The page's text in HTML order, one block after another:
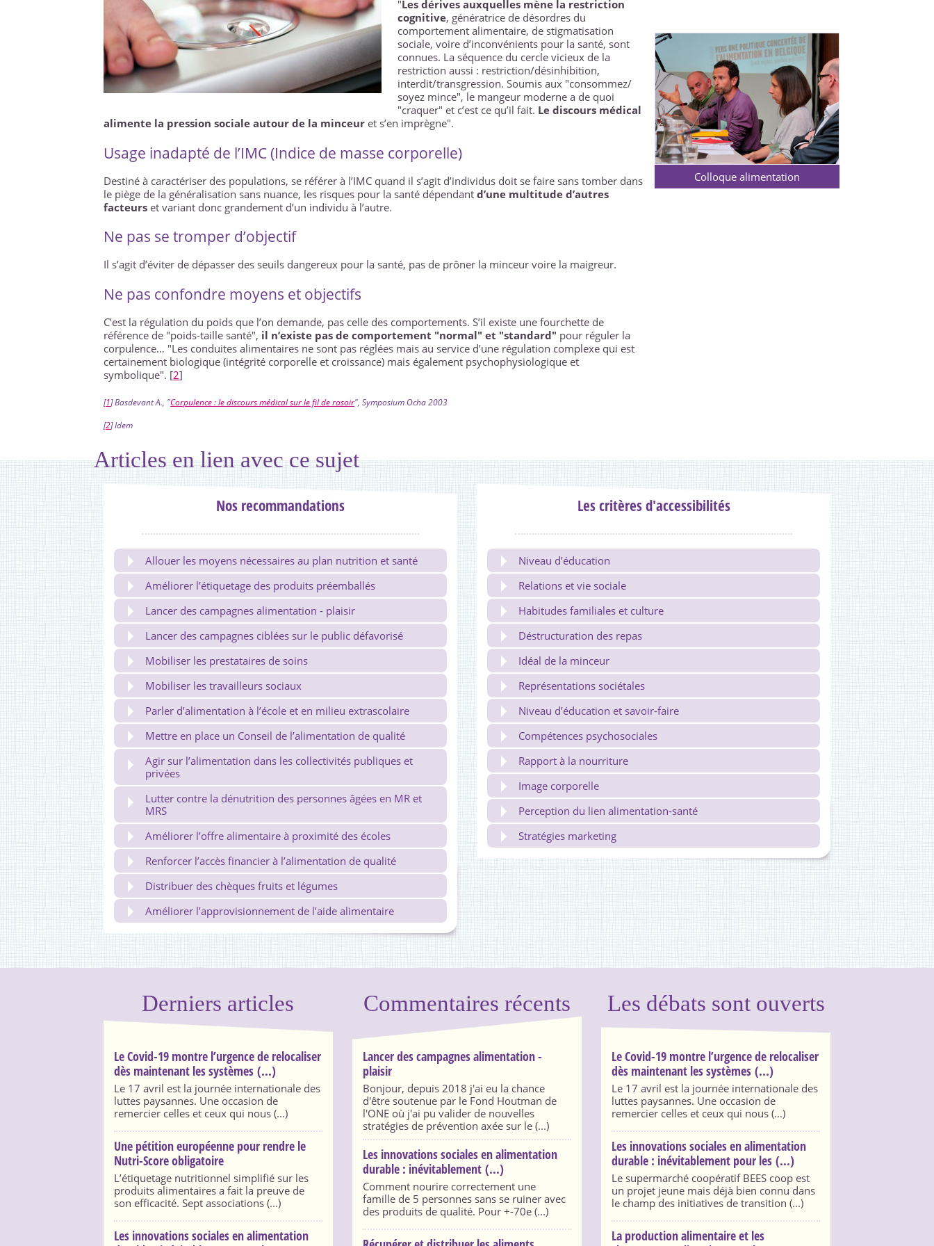
"Les dérives auxquelles mène la restriction
cognitive, génératrice de désordres du
comportement alimentaire, de stigmatisation
sociale, voire d’inconvénients pour la santé, sont
connues. La séquence du cercle vicieux de la
restriction aussi : restriction/désinhibition,
interdit/transgression. Soumis aux "consommez/
soyez mince", le mangeur moderne a de quoi
"craquer" et c’est ce qu’il fait. Le discours médical
alimente la pression sociale autour de la minceuret s’en imprègne".
Usage inadapté de l’IMC (Indice de masse corporelle)
Destiné à caractériser des populations, se référer à l’IMC quand il s’agit d’individus doit se faire sans tomber dans
le piège de la généralisation sans nuance, les risques pour la santé dépendantd’une multitude d’autres
facteurset variant donc grandement d’un individu à l’autre.
Ne pas se tromper d’objectif
Il s’agit d’éviter de dépasser des seuils dangereux pour la santé, pas de prôner la minceur voire la maigreur.
Ne pas confondre moyens et objectifs
C’est la régulation du poids que l’on demande, pas celle des comportements. S’il existe une fourchette de
référence de "poids-taille santé", il n’existe pas de comportement "normal" et "standard" pour réguler la
corpulence… "Les conduites alimentaires ne sont pas réglées mais au service d’une régulation complexe qui est
certainement biologique (intégrité corporelle et croissance) mais également psychophysiologique et
symbolique". [2]
[1]Basdevant A., "Corpulence : le discours médical sur le fil de rasoir", Symposium Ocha 2003
[2]Idem
Colloque alimentation
Articles en lien avec ce sujet
Nos recommandations
Allouer les moyens nécessaires au plan nutrition et santé
Améliorer l’étiquetage des produits préemballés
Lancer des campagnes alimentation - plaisir
Lancer des campagnes ciblées sur le public défavorisé
Mobiliser les prestataires de soins
Mobiliser les travailleurs sociaux
Parler d’alimentation à l’école et en milieu extrascolaire
Mettre en place un Conseil de l’alimentation de qualité
Agir sur l’alimentation dans les collectivités publiques et
privées
Lutter contre la dénutrition des personnes âgées en MR et
MRS
Améliorer l’offre alimentaire à proximité des écoles
Renforcer l’accès financier à l’alimentation de qualité
Distribuer des chèques fruits et légumes
Améliorer l’approvisionnement de l’aide alimentaire
Les critères d'accessibilités
Niveau d’éducation
Relations et vie sociale
Habitudes familiales et culture
Déstructuration des repas
Idéal de la minceur
Représentations sociétales
Niveau d’éducation et savoir-faire
Compétences psychosociales
Rapport à la nourriture
Image corporelle
Perception du lien alimentation-santé
Stratégies marketing
Derniers articles
Le Covid-19 montre l’urgence de relocaliser
dès maintenant les systèmes (...)
Le 17 avril est la journée internationale des
luttes paysannes. Une occasion de
remercier celles et ceux qui nous (...)
Une pétition européenne pour rendre le
Nutri-Score obligatoire
L’étiquetage nutritionnel simplifié sur les
produits alimentaires a fait la preuve de
son efficacité. Sept associations (...)
Les innovations sociales en alimentation
Commentaires récents
Lancer des campagnes alimentation -
plaisir
Bonjour, depuis 2018 j'ai eu la chance
d'être soutenue par le Fond Houtman de
l'ONE où j'ai pu valider de nouvelles
stratégies de prévention axée sur le (...)
Les innovations sociales en alimentation
durable : inévitablement (...)
Comment nourire correctement une
famille de 5 personnes sans se ruiner avec
des produits de qualité. Pour +-70e (...)
Les débats sont ouverts
Le Covid-19 montre l’urgence de relocaliser
dès maintenant les systèmes (...)
Le 17 avril est la journée internationale des
luttes paysannes. Une occasion de
remercier celles et ceux qui nous (...)
Les innovations sociales en alimentation
durable : inévitablement pour les (...)
Le supermarché coopératif BEES coop est
un projet jeune mais déjà bien connu dans
le champ des initiatives de transition (...)
La production alimentaire et les